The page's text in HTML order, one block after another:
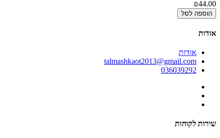
₪44.00
הוספה לסל
אודות
אודות
talmashkaot2013@gmail.com
036039292
שירות לקוחות